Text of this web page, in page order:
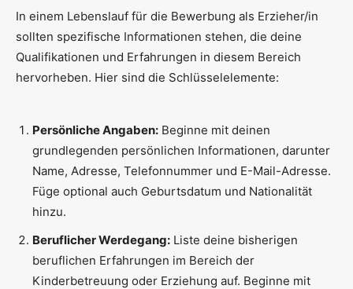
In einem Lebenslauf für die Bewerbung als Erzieher/in
sollten spezifische Informationen stehen, die deine
Qualifikationen und Erfahrungen in diesem Bereich
hervorheben. Hier sind die Schlüsselelemente:
Persönliche Angaben: Beginne mit deinen
grundlegenden persönlichen Informationen, darunter
Name, Adresse, Telefonnummer und E-Mail-Adresse.
Füge optional auch Geburtsdatum und Nationalität
hinzu.
Beruflicher Werdegang: Liste deine bisherigen
beruflichen Erfahrungen im Bereich der
Kinderbetreuung oder Erziehung auf. Beginne mit